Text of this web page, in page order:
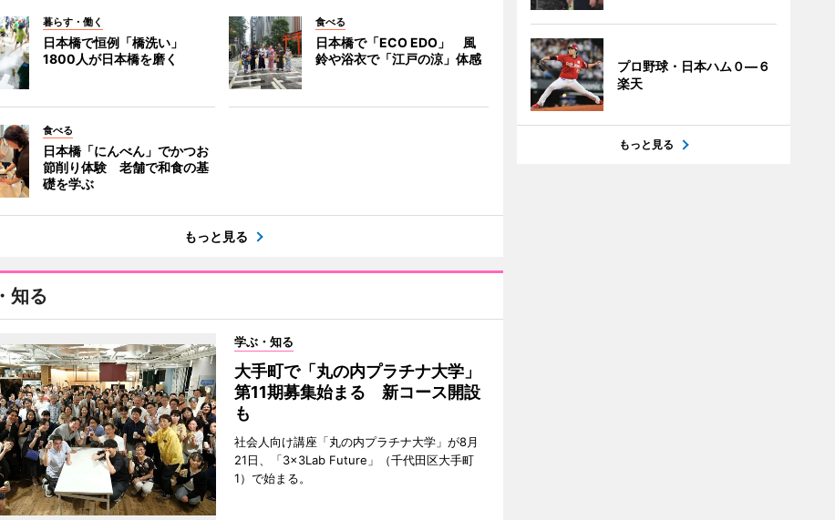
暮らす・働く
日本橋で恒例「橋洗い」
1800人が日本橋を磨く
食べる
日本橋で「ECO EDO」 風
鈴や浴衣で「江戸の涼」体感
食べる
日本橋「にんべん」でかつお
節削り体験 老舗で和食の基
礎を学ぶ
もっと見る
知る
学ぶ・知る
大手町で「丸の内プラチナ大学」
第11期募集始まる 新コース開設
も
社会人向け講座「丸の内プラチナ大学」が8月
21日、「3×3Lab Future」（千代田区大手町
1）で始まる。
プロ野球・日本ハム０―６
楽天
もっと見る